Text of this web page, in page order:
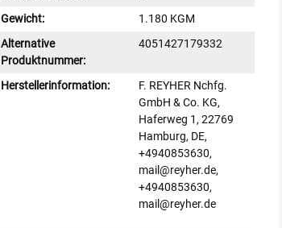
Gewicht:
1.180 KGM
Alternative
Produktnummer:
4051427179332
Herstellerinformation:
F. REYHER Nchfg.
GmbH & Co. KG,
Haferweg 1, 22769
Hamburg, DE,
+4940853630,
mail@reyher.de,
+4940853630,
mail@reyher.de